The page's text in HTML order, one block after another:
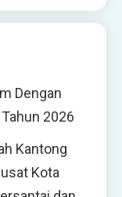
Dengan
2026
Kantong
Kota